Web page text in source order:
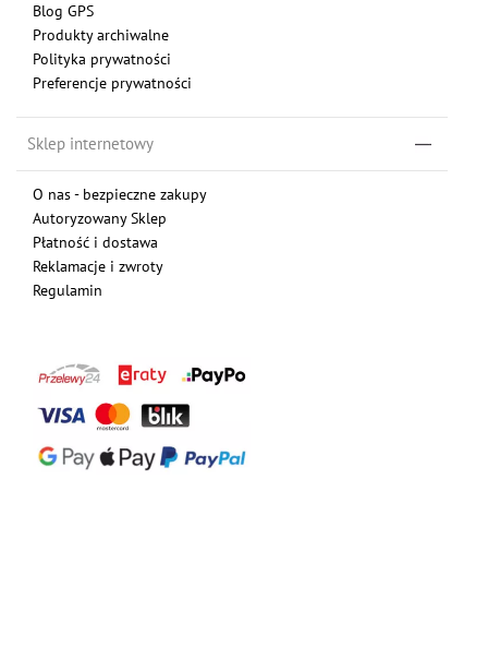
Blog GPS
Produkty archiwalne
Polityka prywatności
Preferencje prywatności
Sklep internetowy
O nas - bezpieczne zakupy
Autoryzowany Sklep
Płatność i dostawa
Reklamacje i zwroty
Regulamin